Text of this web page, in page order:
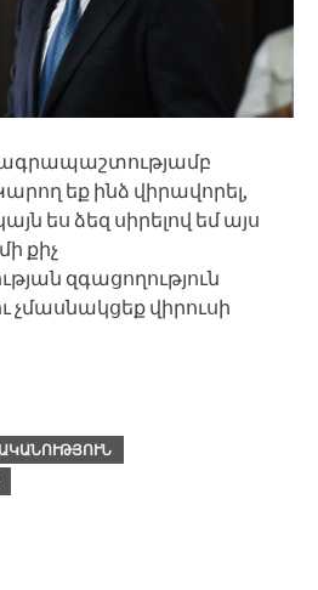
եք ինձ վիրավորել,
ես ձեզ սիրելով եմ այս
քիչ
զգացողություն
չմասնակցեք վիրուսի